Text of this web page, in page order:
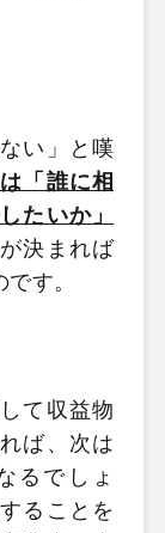
い」と嘆
「誰に相
たいか」
決まれば
す。
て収益物
ば、次は
るでしょ
ることを